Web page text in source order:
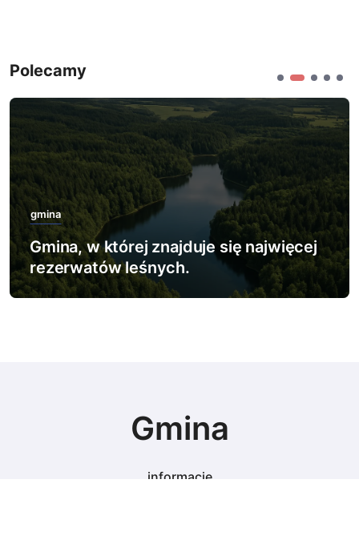
Polecamy
gmina
Gmina, w której zlokalizowano
największy poligon wojskowy.
Gmina
informacje